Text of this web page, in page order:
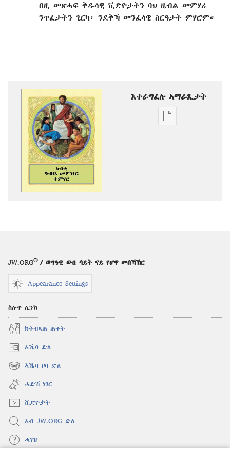
በዚ መጽሓፍ ቅዱሳዊ ቪድዮታትን ባህ ዜብል መምሃሪ
ንጥፈታትን ጌርካ፡ ንደቅኻ መንፈሳዊ ስርዓታት ምሃሮም።
እተራግፈሉ ኣማራጺታት
ዲጂታዊ
JW.ORG® / ወግዓዊ ወብ ሳይት ናይ የሆዋ መሰኻኽር
Appearance Settings
ስሉጥ ሊንክ
ክትብጻሕ ሕተት
ኣኼባ ድለ
(opens
new
window)
ኣኼባ ዞባ ድለ
(opens
new
window)
ሓድሽ ነገር
ቪድዮታት
ኣብ JW.ORG ድለ
ሓገዝ